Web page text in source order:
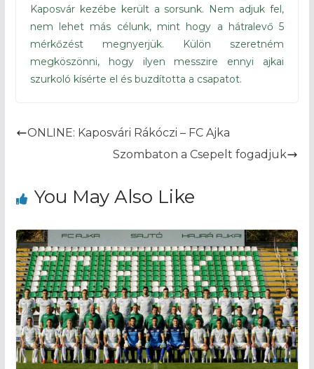
Kaposvár kezébe került a sorsunk. Nem adjuk fel,
nem lehet más célunk, mint hogy a hátralevő 5
mérkőzést megnyerjük. Külön szeretném
megköszönni, hogy ilyen messzire ennyi ajkai
szurkoló kísérte el és buzdította a csapatot.
ONLINE: Kaposvári Rákóczi – FC Ajka
Szombaton a Csepelt fogadjuk
You May Also Like